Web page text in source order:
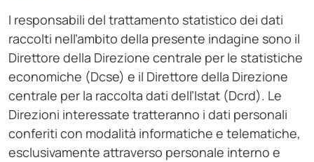
I responsabili del trattamento statistico dei dati
raccolti nell’ambito della presente indagine sono il
Direttore della Direzione centrale per le statistiche
economiche (Dcse) e il Direttore della Direzione
centrale per la raccolta dati dell’Istat (Dcrd). Le
Direzioni interessate tratteranno i dati personali
conferiti con modalità informatiche e telematiche,
esclusivamente attraverso personale interno e